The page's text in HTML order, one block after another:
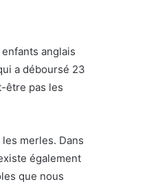
anglais
a déboursé 23
être pas les
merles. Dans
également
que nous